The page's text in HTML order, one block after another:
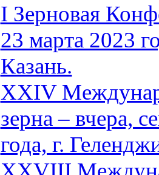
I Зерновая
23 марта 2023
Казань.
XXIV
зерна – вчера,
года, г.